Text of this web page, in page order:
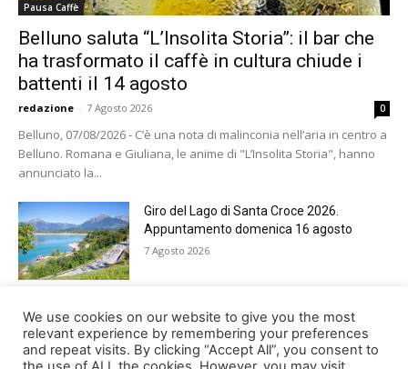
Pausa Caffè
Belluno saluta “L’Insolita Storia”: il bar che
ha trasformato il caffè in cultura chiude i
battenti il 14 agosto
redazione - 7 Agosto 2026 0
Belluno, 07/08/2026 - C’è una nota di malinconia nell’aria in centro a
Belluno. Romana e Giuliana, le anime di "L’Insolita Storia", hanno
annunciato la...
Giro del Lago di Santa Croce 2026.
Appuntamento domenica 16 agosto
7 Agosto 2026
Belluno rende omaggio ai cugini
Alessandro e Andrea Bristot
6 Agosto 2026
We use cookies on our website to give you the most
relevant experience by remembering your preferences
and repeat visits. By clicking “Accept All”, you consent to